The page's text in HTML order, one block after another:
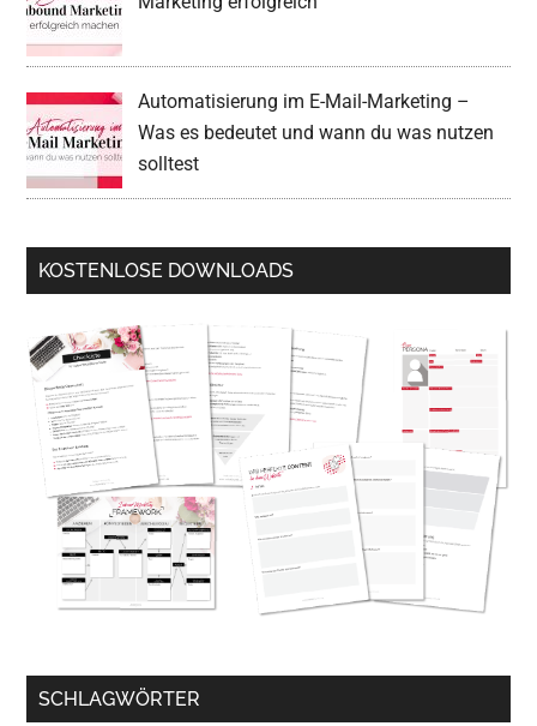
Automatisierung im E-Mail-Marketing –
Was es bedeutet und wann du was nutzen
solltest
KOSTENLOSE DOWNLOADS
SCHLAGWÖRTER